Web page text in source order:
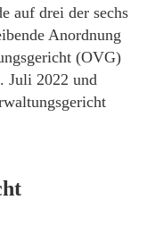
auf drei der sechs
Anordnung
(OVG)
Juli 2022 und